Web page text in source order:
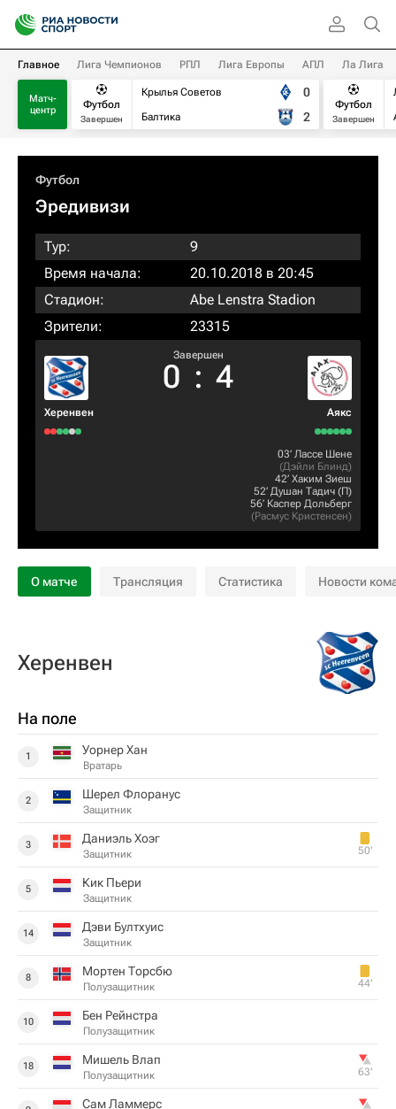
Главное Лига Чемпионов РПЛ Лига Европы АПЛ Ла Лига
Матч-
центр
Футбол
Завершен
Крылья Советов
Балтика
0
2
Футбол
Завершен
Футбол
Эредивизи
Тур:
9
Время начала:
20.10.2018 в 20:45
Стадион:
Abe Lenstra Stadion
Зрители:
23315
Херенвен
Завершен
0 : 4
Аякс
03‎’‎ Лассе Шене
(Дэйли Блинд)
42‎’‎ Хаким Зиеш
52‎’‎ Душан Тадич (П)
56‎’‎ Каспер Дольберг
(Расмус Кристенсен)
О матче Трансляция Статистика Новости
Херенвен
На поле
1 Уорнер Хан
Вратарь
2 Шерел Флоранус
Защитник
3 Даниэль Хоэг
Защитник 50‎’‎
5 Кик Пьери
Защитник
14 Дэви Бултхуис
Защитник
8 Мортен Торсбю
Полузащитник 44‎’‎
10 Бен Рейнстра
Полузащитник
18 Мишель Влап
Полузащитник 63‎’‎
Сам Ламмерс